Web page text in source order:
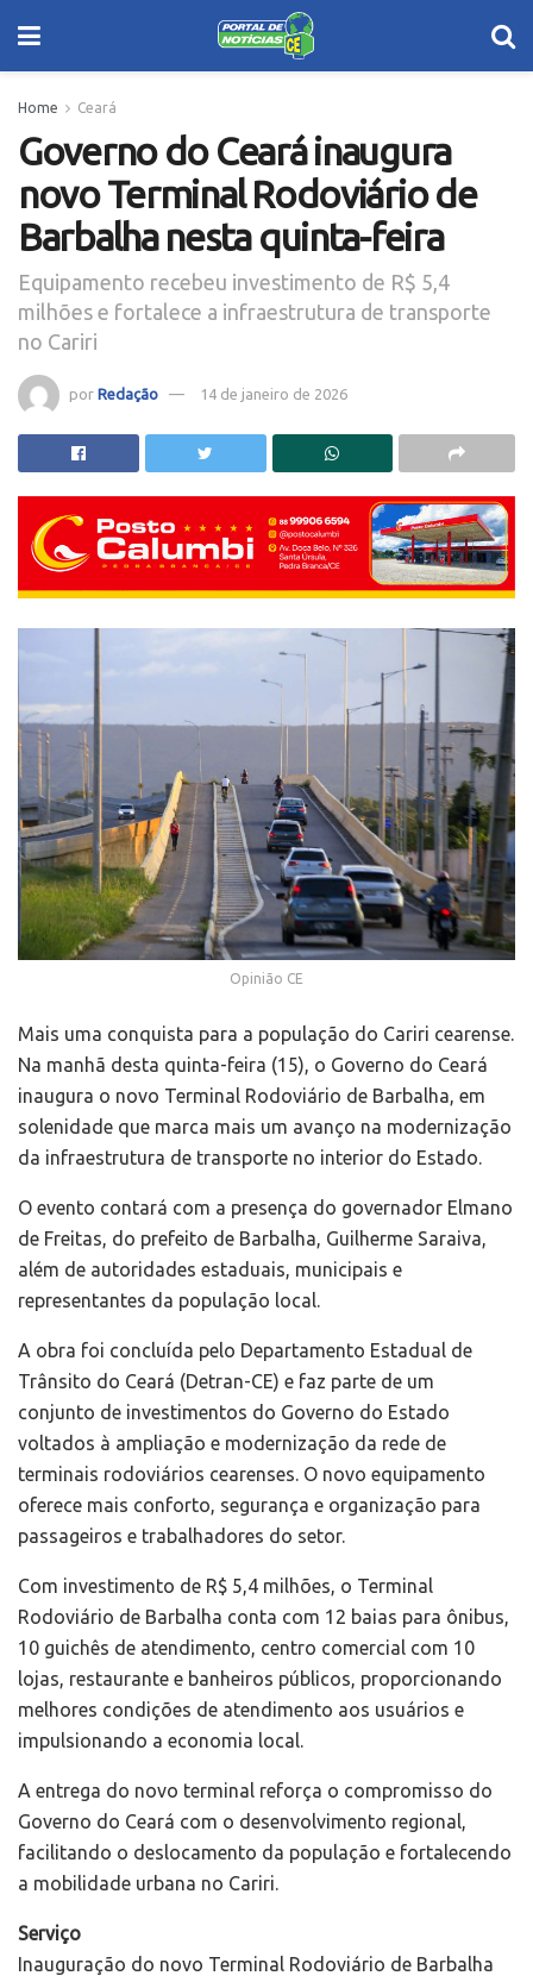
Home Ceará
Governo do Ceará inaugura
novo Terminal Rodoviário de
Barbalha nesta quinta-feira
Equipamento recebeu investimento de R$ 5,4
milhões e fortalece a infraestrutura de transporte
no Cariri
por Redação 14 de janeiro de 2026
Opinião CE
Mais uma conquista para a população do Cariri cearense.
Na manhã desta quinta-feira (15), o Governo do Ceará
inaugura o novo Terminal Rodoviário de Barbalha, em
solenidade que marca mais um avanço na modernização
da infraestrutura de transporte no interior do Estado.
O evento contará com a presença do governador Elmano
de Freitas, do prefeito de Barbalha, Guilherme Saraiva,
além de autoridades estaduais, municipais e
representantes da população local.
A obra foi concluída pelo Departamento Estadual de
Trânsito do Ceará (Detran-CE) e faz parte de um
conjunto de investimentos do Governo do Estado
voltados à ampliação e modernização da rede de
terminais rodoviários cearenses. O novo equipamento
oferece mais conforto, segurança e organização para
passageiros e trabalhadores do setor.
Com investimento de R$ 5,4 milhões, o Terminal
Rodoviário de Barbalha conta com 12 baias para ônibus,
10 guichês de atendimento, centro comercial com 10
lojas, restaurante e banheiros públicos, proporcionando
melhores condições de atendimento aos usuários e
impulsionando a economia local.
A entrega do novo terminal reforça o compromisso do
Governo do Ceará com o desenvolvimento regional,
facilitando o deslocamento da população e fortalecendo
a mobilidade urbana no Cariri.
Serviço
Inauguração do novo Terminal Rodoviário de Barbalha